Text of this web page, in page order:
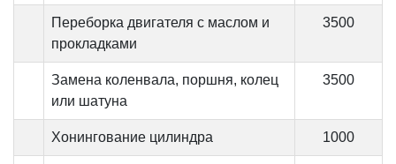
Переборка двигателя с маслом и
прокладками
3500
Замена коленвала, поршня, колец
или шатуна
3500
Хонингование цилиндра 1000